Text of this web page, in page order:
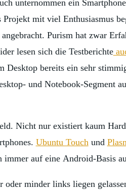
unternommen ein
mit viel Enthusiasmus
Purism hat zwar
lesen sich die Testberichte
bereits ein sehr
und Notebook-Segment
Nicht nur existiert kaum
Ubuntu Touchund
immer auf eine Android-Basis
oder minder links liegen